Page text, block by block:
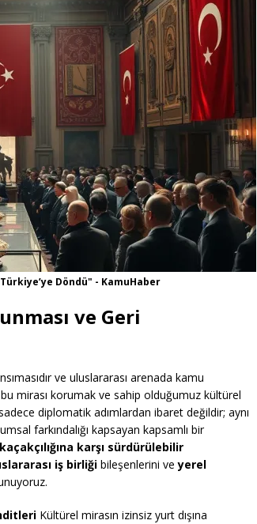
Türkiye’ye Döndü" - KamuHaber
ve Geri
ve uluslararası arenada kamu
mirası korumak ve sahip olduğumuz kültürel
diplomatik adımlardan ibaret değildir; aynı
farkındalığı kapsayan kapsamlı bir
karşı sürdürülebilir
iş birliği bileşenlerini veyerel
Kültürel mirasın izinsiz yurt dışına